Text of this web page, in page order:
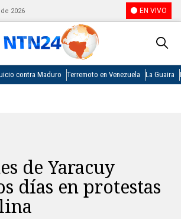
2026 EN VIVO
contra Maduro Terremoto en Venezuela La Guaira
de Yaracuy
días en protestas